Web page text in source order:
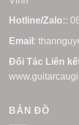
Hotline/Zalo::
Email :
Đối Tác Liên
BẢN ĐỒ